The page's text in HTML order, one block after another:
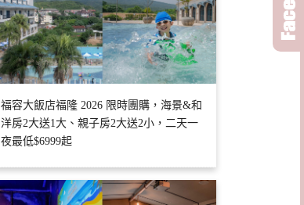
福容大飯店福隆 2026 限時團購，海景&和
洋房2大送1大、親子房2大送2小，二天一
夜最低$6999起